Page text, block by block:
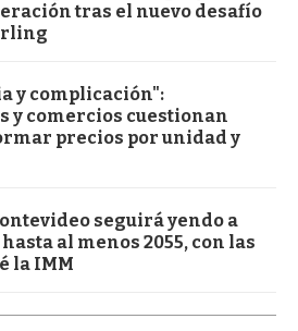
tras el nuevo desafío
y complicación":
y comercios cuestionan
precios por unidad y
seguirá yendo a
al menos 2055, con las
la IMM